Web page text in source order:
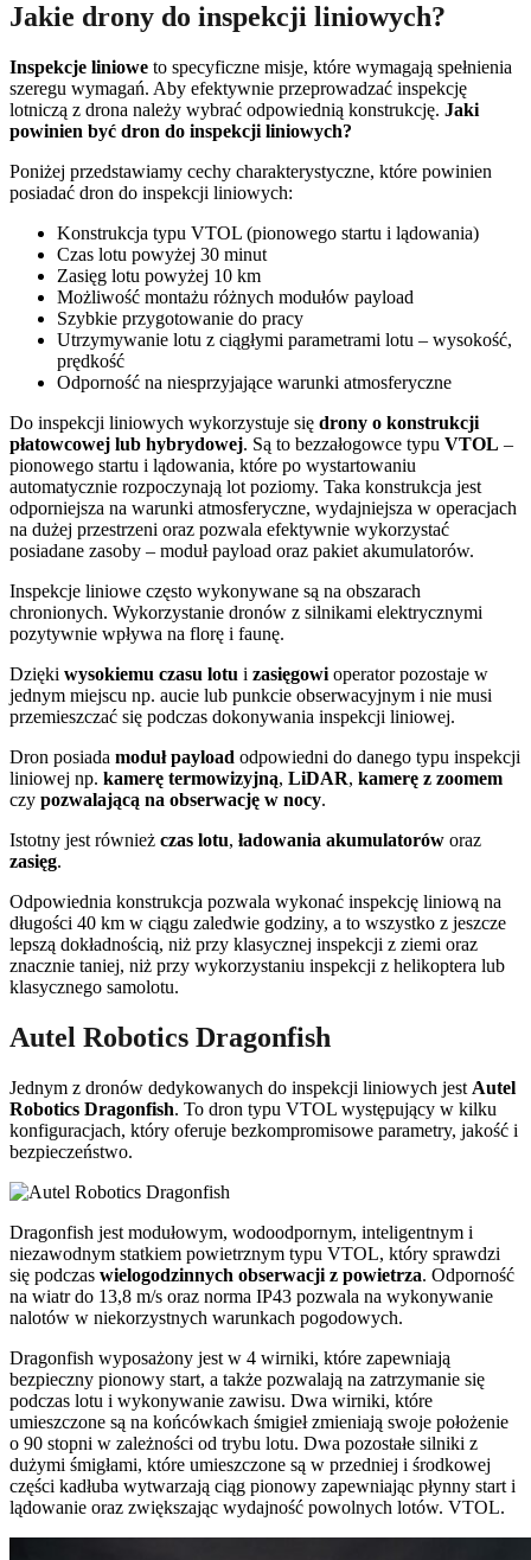
Jakie drony do inspekcji liniowych?
Inspekcje liniowe to specyficzne misje, które wymagają spełnienia
szeregu wymagań. Aby efektywnie przeprowadzać inspekcję
lotniczą z drona należy wybrać odpowiednią konstrukcję. Jaki
powinien być dron do inspekcji liniowych?
Poniżej przedstawiamy cechy charakterystyczne, które powinien
posiadać dron do inspekcji liniowych:
Konstrukcja typu VTOL (pionowego startu i lądowania)
Czas lotu powyżej 30 minut
Zasięg lotu powyżej 10 km
Możliwość montażu różnych modułów payload
Szybkie przygotowanie do pracy
Utrzymywanie lotu z ciągłymi parametrami lotu – wysokość,
prędkość
Odporność na niesprzyjające warunki atmosferyczne
Do inspekcji liniowych wykorzystuje się drony o konstrukcji
płatowcowej lub hybrydowej. Są to bezzałogowce typu VTOL –
pionowego startu i lądowania, które po wystartowaniu
automatycznie rozpoczynają lot poziomy. Taka konstrukcja jest
odporniejsza na warunki atmosferyczne, wydajniejsza w operacjach
na dużej przestrzeni oraz pozwala efektywnie wykorzystać
posiadane zasoby – moduł payload oraz pakiet akumulatorów.
Inspekcje liniowe często wykonywane są na obszarach
chronionych. Wykorzystanie dronów z silnikami elektrycznymi
pozytywnie wpływa na florę i faunę.
Dzięki wysokiemu czasu lotu i zasięgowi operator pozostaje w
jednym miejscu np. aucie lub punkcie obserwacyjnym i nie musi
przemieszczać się podczas dokonywania inspekcji liniowej.
Dron posiada moduł payload odpowiedni do danego typu inspekcji
liniowej np. kamerę termowizyjną, LiDAR, kamerę z zoomem
czy pozwalającą na obserwację w nocy.
Istotny jest również czas lotu, ładowania akumulatorów oraz
zasięg.
Odpowiednia konstrukcja pozwala wykonać inspekcję liniową na
długości 40 km w ciągu zaledwie godziny, a to wszystko z jeszcze
lepszą dokładnością, niż przy klasycznej inspekcji z ziemi oraz
znacznie taniej, niż przy wykorzystaniu inspekcji z helikoptera lub
klasycznego samolotu.
Autel Robotics Dragonfish
Jednym z dronów dedykowanych do inspekcji liniowych jest Autel
Robotics Dragonfish. To dron typu VTOL występujący w kilku
konfiguracjach, który oferuje bezkompromisowe parametry, jakość i
bezpieczeństwo.
Dragonfish jest modułowym, wodoodpornym, inteligentnym i
niezawodnym statkiem powietrznym typu VTOL, który sprawdzi
się podczas wielogodzinnych obserwacji z powietrza. Odporność
na wiatr do 13,8 m/s oraz norma IP43 pozwala na wykonywanie
nalotów w niekorzystnych warunkach pogodowych.
Dragonfish wyposażony jest w 4 wirniki, które zapewniają
bezpieczny pionowy start, a także pozwalają na zatrzymanie się
podczas lotu i wykonywanie zawisu. Dwa wirniki, które
umieszczone są na końcówkach śmigieł zmieniają swoje położenie
o 90 stopni w zależności od trybu lotu. Dwa pozostałe silniki z
dużymi śmigłami, które umieszczone są w przedniej i środkowej
części kadłuba wytwarzają ciąg pionowy zapewniając płynny start i
lądowanie oraz zwiększając wydajność powolnych lotów. VTOL.